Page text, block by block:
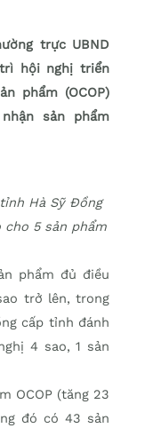
trực UBND
hội nghị triển
phẩm (OCOP)
sản phẩm
Hà Sỹ Đồng
cho 5 sản phẩm
phẩm đủ điều
trở lên, trong
cấp tỉnh đánh
4 sao, 1 sản
OCOP (tăng 23
đó có 43 sản